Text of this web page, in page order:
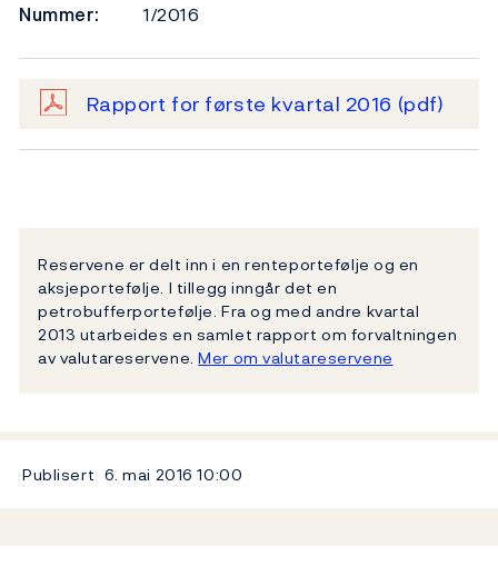
Nummer:
1/2016
Rapport for første kvartal 2016 (pdf)
Reservene er delt inn i en renteportefølje og en
aksjeportefølje. I tillegg inngår det en
petrobufferportefølje. Fra og med andre kvartal
2013 utarbeides en samlet rapport om forvaltningen
av valutareservene.Mer om valutareservene
Publisert 6. mai 201610:00